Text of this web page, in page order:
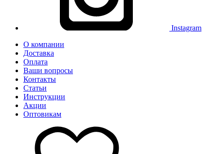
Instagram
О компании
Доставка
Оплата
Ваши вопросы
Контакты
Статьи
Инструкции
Акции
Оптовикам